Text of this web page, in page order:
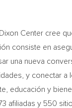
Center cree
consiste en
una nueva
y conectar
educación y
afiliadas y 550